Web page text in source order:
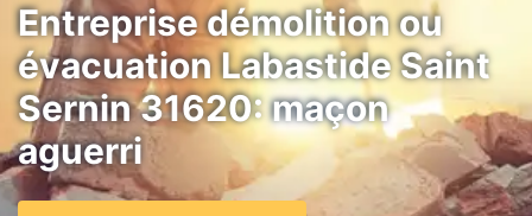
Entreprise démolition ou
évacuation Labastide Saint
Sernin 31620: maçon
aguerri